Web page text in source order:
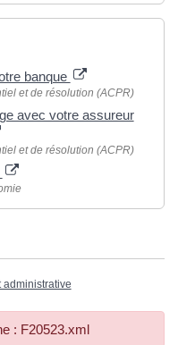
banque
et de résolution (ACPR)
avec votre assureur
et de résolution (ACPR)
administrative
: F20523.xml